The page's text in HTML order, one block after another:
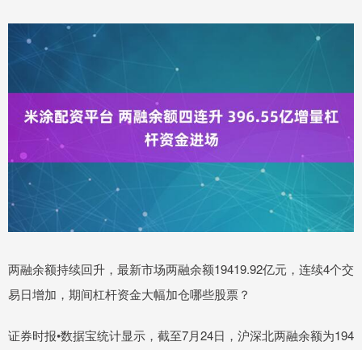
两融余额持续回升，最新市场两融余额19419.92亿元，连续4个交
易日增加，期间杠杆资金大幅加仓哪些股票？
证券时报•数据宝统计显示，截至7月24日，沪深北两融余额为194